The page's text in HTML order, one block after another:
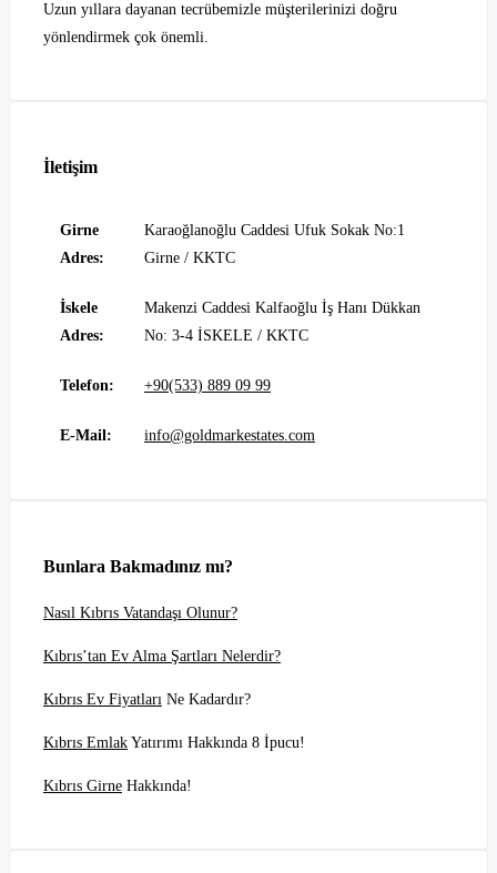
Uzun yıllara dayanan tecrübemizle müşterilerinizi doğru
yönlendirmek çok önemli.
İletişim
Girne
Adres:
Karaoğlanoğlu Caddesi Ufuk Sokak No:1
Girne / KKTC
İskele
Adres:
Makenzi Caddesi Kalfaoğlu İş Hanı Dükkan
No: 3-4 İSKELE / KKTC
Telefon: +90(533) 889 09 99
E-Mail: info@goldmarkestates.com
Bunlara Bakmadınız mı?
Nasıl Kıbrıs Vatandaşı Olunur?
Kıbrıs’tan Ev Alma Şartları Nelerdir?
Kıbrıs Ev Fiyatları Ne Kadardır?
Kıbrıs Emlak Yatırımı Hakkında 8 İpucu!
Kıbrıs Girne Hakkında!